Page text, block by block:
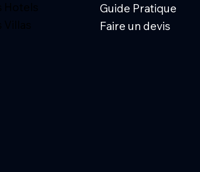
Guide Pratique
Faire un devis